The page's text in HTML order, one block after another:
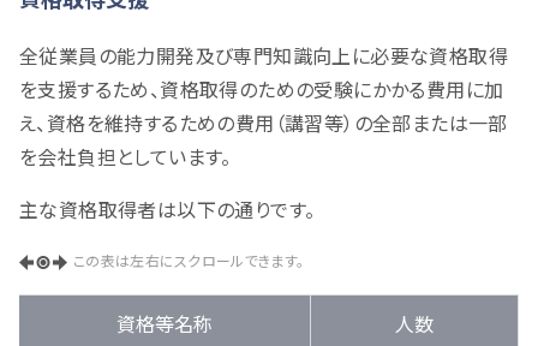
全従業員の能力開発及び専門知識向上に必要な資格取得
を支援するため、資格取得のための受験にかかる費用に加
え、資格を維持するための費用（講習等）の全部または一部
を会社負担としています。
主な資格取得者は以下の通りです。
この表は左右にスクロールできます。
資格等名称 人数